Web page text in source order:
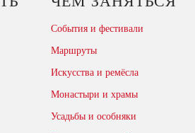
События и фестивали
Маршруты
Искусства и ремёсла
Монастыри и храмы
Усадьбы и особняки